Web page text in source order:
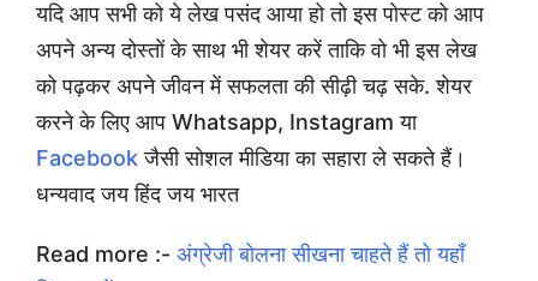
यदि आप सभी को ये लेख पसंद आया हो तो इस पोस्ट को आप
अपने अन्य दोस्तों के साथ भी शेयर करें ताकि वो भी इस लेख
को पढ़कर अपने जीवन में सफलता की सीढ़ी चढ़ सके. शेयर
करने के लिए आप Whatsapp, Instagram या
Facebook जैसी सोशल मीडिया का सहारा ले सकते हैं।
धन्यवाद जय हिंद जय भारत
Read more :- अंग्रेजी बोलना सीखना चाहते हैं तो यहाँ